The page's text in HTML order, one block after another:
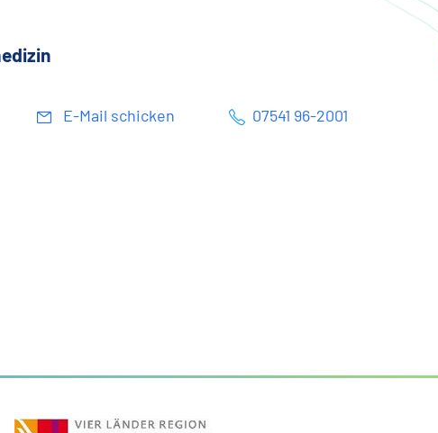
E-Mail schicken 07541 96-2001